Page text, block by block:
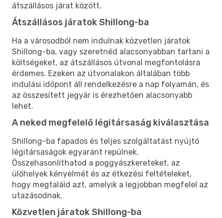
átszállásos járat között.
Átszállásos járatok Shillong-ba
Ha a városodból nem indulnak közvetlen járatok
Shillong-ba, vagy szeretnéd alacsonyabban tartani a
költségeket, az átszállásos útvonal megfontolásra
érdemes. Ezeken az útvonalakon általában több
indulási időpont áll rendelkezésre a nap folyamán, és
az összesített jegyár is érezhetően alacsonyabb
lehet.
A neked megfelelő légitársaság kiválasztása
Shillong-ba fapados és teljes szolgáltatást nyújtó
légitársaságok egyaránt repülnek.
Összehasonlíthatod a poggyászkereteket, az
ülőhelyek kényelmét és az étkezési feltételeket,
hogy megtaláld azt, amelyik a legjobban megfelel az
utazásodnak.
Közvetlen járatok Shillong-ba